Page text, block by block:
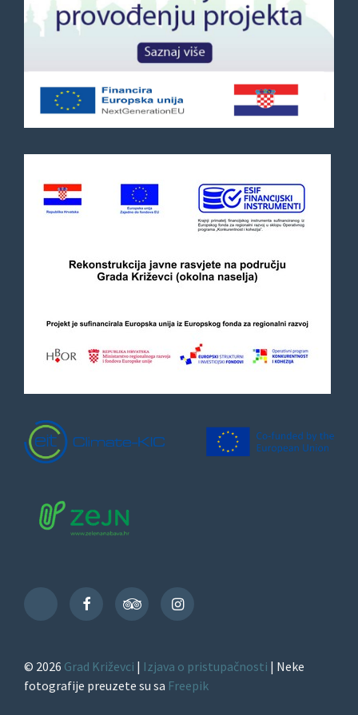
TikTok
FacebookTripAdvisorInstagram
© 2026 Grad Križevci | Izjava o pristupačnosti | Neke
fotografije preuzete su sa Freepik